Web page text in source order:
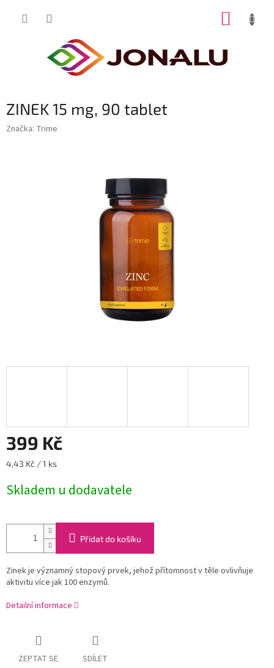
ZINEK 15 mg, 90 tablet
Značka: Trime
399 Kč
Měrná
4,43 Kč / 1 ks
Skladem u dodavatele
Přidat do košíku
Zinek je významný stopový prvek, jehož přítomnost v těle ovlivňuje
aktivitu více jak 100 enzymů.
Detailní informace
ZEPTAT SE SDÍLET